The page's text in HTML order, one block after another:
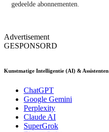
gedeelde abonnementen.
Advertisement
GESPONSORD
Kunstmatige Intelligentie (AI) & Assistenten
ChatGPT
Google Gemini
Perplexity
Claude AI
SuperGrok